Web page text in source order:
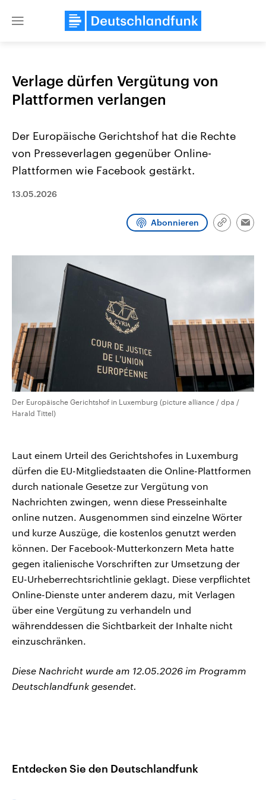
Close
Themen
Landtag. Seit 2021 wird das
Bundesland von einer Koalition aus
CDU, SPD und FDP regiert.-
Umfragen, Prognosen,
Wahlprogramme, aktuelle Berichte
und Hintergründe zu den Parteien
und Kandidaten der anstehenden
Wahl.
Aktuelle Beiträge,
Hintergründe
den mächtigsten Ländern
Sendungen Programm Podcasts
Audio-Archiv
Verlage dürfen Vergütung von
Plattformen verlangen
Der Europäische Gerichtshof hat die Rechte
von Presseverlagen gegenüber Online-
Plattformen wie Facebook gestärkt.
13.05.2026
Abonnieren
Link
Der Europäische Gerichtshof in Luxemburg (picture alliance / dpa /
Harald Tittel)
Laut einem Urteil des Gerichtshofes in Luxemburg
dürfen die EU-Mitgliedstaaten die Online-Plattformen
durch nationale Gesetze zur Vergütung von
Nachrichten zwingen, wenn diese Presseinhalte
online nutzen. Ausgenommen sind einzelne Wörter
und kurze Auszüge, die kostenlos genutzt werden
können. Der Facebook-Mutterkonzern Meta hatte
gegen italienische Vorschriften zur Umsetzung der
EU-Urheberrechtsrichtlinie geklagt. Diese verpflichtet
Online-Dienste unter anderem dazu, mit Verlagen
über eine Vergütung zu verhandeln und
währenddessen die Sichtbarkeit der Inhalte nicht
einzuschränken.
Diese Nachricht wurde am 12.05.2026 im Programm
Deutschlandfunk gesendet.
Entdecken Sie den Deutschlandfunk